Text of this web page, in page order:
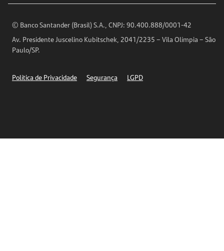
Horários de Atendimento
Telefones
© Banco Santander (Brasil) S.A., CNPJ: 90.400.888/0001-42
Av. Presidente Juscelino Kubitschek, 2041/2235 – Vila Olímpia – São
Paulo/SP.
Política de Privacidade Segurança LGPD